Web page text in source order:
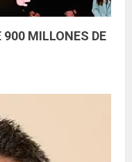
MILLONES DE